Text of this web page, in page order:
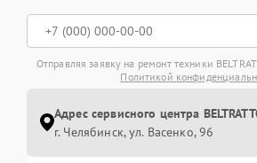
Отправляя заявку на ремонт техники
Политикой
Адрес сервисного центра
г. Челябинск, ул. Васенко, 96